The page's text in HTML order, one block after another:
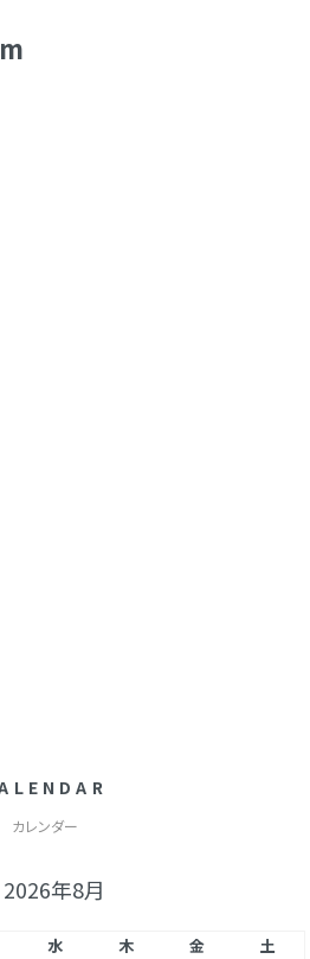
カレンダー
2026年8月
水 木 金
土